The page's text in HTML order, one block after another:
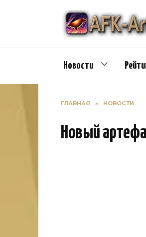
Новости
ГЛАВНАЯ » НОВОСТИ
Новый